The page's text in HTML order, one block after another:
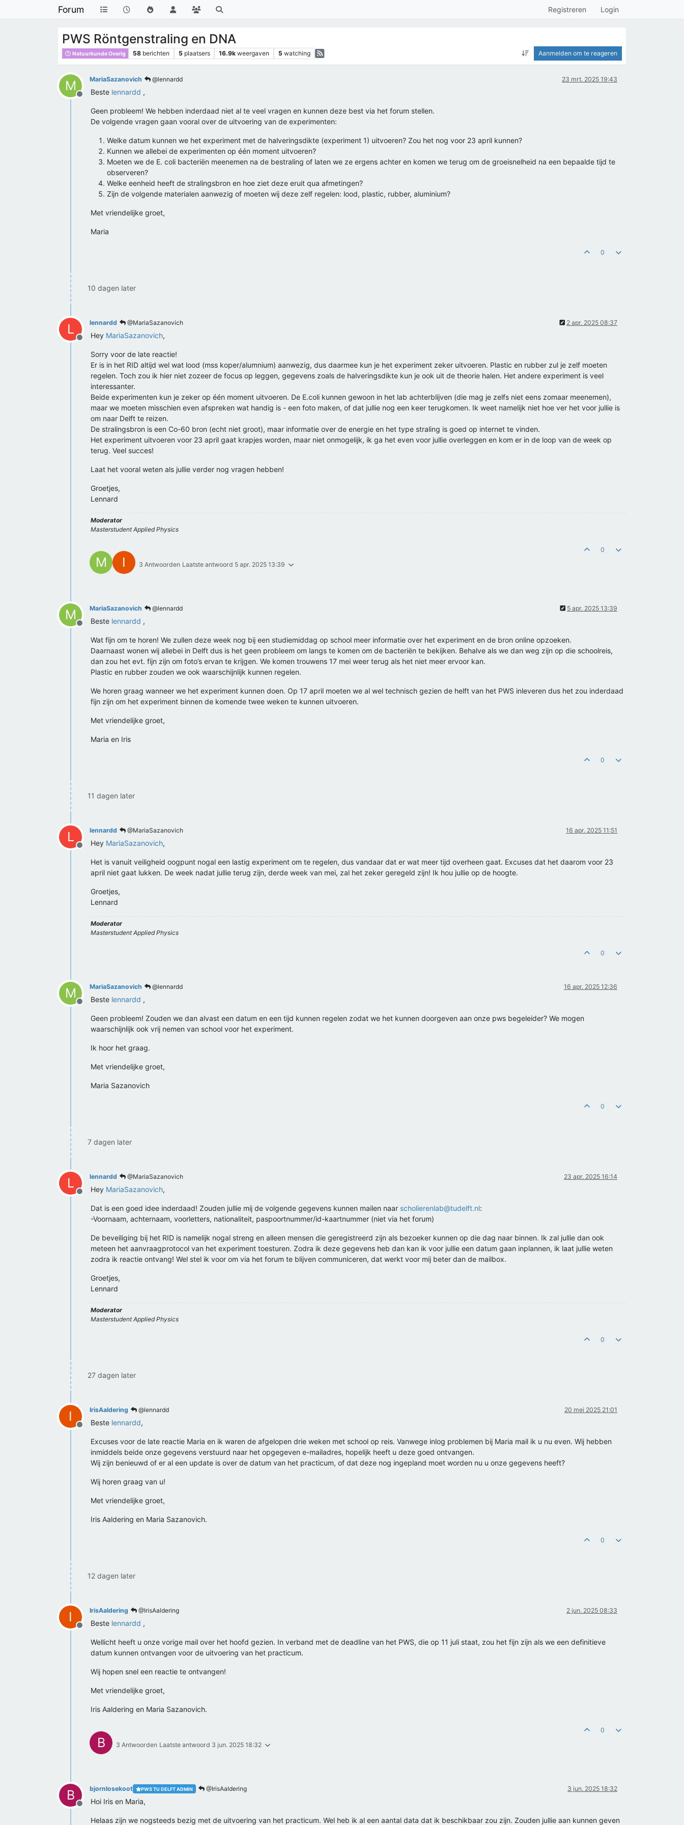
Forum Registreren Login
PWS Röntgenstraling en DNA
Natuurkunde Overig 58 berichten 5 plaatsers 16.9k weergaven 5 watching Aanmelden om te reageren
M
Offline
MariaSazanovich @lennardd 23 mrt. 2025 19:43
Beste lennardd ,
Geen probleem! We hebben inderdaad niet al te veel vragen en kunnen deze best via het forum stellen.
De volgende vragen gaan vooral over de uitvoering van de experimenten:
Welke datum kunnen we het experiment met de halveringsdikte (experiment 1) uitvoeren? Zou het nog voor 23 april kunnen?
Kunnen we allebei de experimenten op één moment uitvoeren?
Moeten we de E. coli bacteriën meenemen na de bestraling of laten we ze ergens achter en komen we terug om de groeisnelheid na een bepaalde tijd te
observeren?
Welke eenheid heeft de stralingsbron en hoe ziet deze eruit qua afmetingen?
Zijn de volgende materialen aanwezig of moeten wij deze zelf regelen: lood, plastic, rubber, aluminium?
Met vriendelijke groet,
Maria
0
10 dagen later
L
Offline
lennardd @MariaSazanovich 2 apr. 2025 08:37
Hey MariaSazanovich,
Sorry voor de late reactie!
Er is in het RID altijd wel wat lood (mss koper/alumnium) aanwezig, dus daarmee kun je het experiment zeker uitvoeren. Plastic en rubber zul je zelf moeten
regelen. Toch zou ik hier niet zozeer de focus op leggen, gegevens zoals de halveringsdikte kun je ook uit de theorie halen. Het andere experiment is veel
interessanter.
Beide experimenten kun je zeker op één moment uitvoeren. De E.coli kunnen gewoon in het lab achterblijven (die mag je zelfs niet eens zomaar meenemen),
maar we moeten misschien even afspreken wat handig is - een foto maken, of dat jullie nog een keer terugkomen. Ik weet namelijk niet hoe ver het voor jullie is
om naar Delft te reizen.
De stralingsbron is een Co-60 bron (echt niet groot), maar informatie over de energie en het type straling is goed op internet te vinden.
Het experiment uitvoeren voor 23 april gaat krapjes worden, maar niet onmogelijk, ik ga het even voor jullie overleggen en kom er in de loop van de week op
terug. Veel succes!
Laat het vooral weten als jullie verder nog vragen hebben!
Groetjes,
Lennard
Moderator
Masterstudent Applied Physics
M I 3 Antwoorden Laatste antwoord 5 apr. 2025 13:39
0
M
Offline
MariaSazanovich @lennardd 5 apr. 2025 13:39
Beste lennardd ,
Wat fijn om te horen! We zullen deze week nog bij een studiemiddag op school meer informatie over het experiment en de bron online opzoeken.
Daarnaast wonen wij allebei in Delft dus is het geen probleem om langs te komen om de bacteriën te bekijken. Behalve als we dan weg zijn op die schoolreis,
dan zou het evt. fijn zijn om foto’s ervan te krijgen. We komen trouwens 17 mei weer terug als het niet meer ervoor kan.
Plastic en rubber zouden we ook waarschijnlijk kunnen regelen.
We horen graag wanneer we het experiment kunnen doen. Op 17 april moeten we al wel technisch gezien de helft van het PWS inleveren dus het zou inderdaad
fijn zijn om het experiment binnen de komende twee weken te kunnen uitvoeren.
Met vriendelijke groet,
Maria en Iris
0
11 dagen later
L
Offline
lennardd @MariaSazanovich 16 apr. 2025 11:51
Hey MariaSazanovich,
Het is vanuit veiligheid oogpunt nogal een lastig experiment om te regelen, dus vandaar dat er wat meer tijd overheen gaat. Excuses dat het daarom voor 23
april niet gaat lukken. De week nadat jullie terug zijn, derde week van mei, zal het zeker geregeld zijn! Ik hou jullie op de hoogte.
Groetjes,
Lennard
Moderator
Masterstudent Applied Physics
0
M
Offline
MariaSazanovich @lennardd 16 apr. 2025 12:36
Beste lennardd ,
Geen probleem! Zouden we dan alvast een datum en een tijd kunnen regelen zodat we het kunnen doorgeven aan onze pws begeleider? We mogen
waarschijnlijk ook vrij nemen van school voor het experiment.
Ik hoor het graag.
Met vriendelijke groet,
Maria Sazanovich
0
7 dagen later
L
Offline
lennardd @MariaSazanovich 23 apr. 2025 16:14
Hey MariaSazanovich,
Dat is een goed idee inderdaad! Zouden jullie mij de volgende gegevens kunnen mailen naar scholierenlab@tudelft.nl:
-Voornaam, achternaam, voorletters, nationaliteit, paspoortnummer/id-kaartnummer (niet via het forum)
De beveiliging bij het RID is namelijk nogal streng en alleen mensen die geregistreerd zijn als bezoeker kunnen op die dag naar binnen. Ik zal jullie dan ook
meteen het aanvraagprotocol van het experiment toesturen. Zodra ik deze gegevens heb dan kan ik voor jullie een datum gaan inplannen, ik laat jullie weten
zodra ik reactie ontvang! Wel stel ik voor om via het forum te blijven communiceren, dat werkt voor mij beter dan de mailbox.
Groetjes,
Lennard
Moderator
Masterstudent Applied Physics
0
27 dagen later
I
Offline
IrisAaldering @lennardd 20 mei 2025 21:01
Beste lennardd,
Excuses voor de late reactie Maria en ik waren de afgelopen drie weken met school op reis. Vanwege inlog problemen bij Maria mail ik u nu even. Wij hebben
inmiddels beide onze gegevens verstuurd naar het opgegeven e-mailadres, hopelijk heeft u deze goed ontvangen.
Wij zijn benieuwd of er al een update is over de datum van het practicum, of dat deze nog ingepland moet worden nu u onze gegevens heeft?
Wij horen graag van u!
Met vriendelijke groet,
Iris Aaldering en Maria Sazanovich.
0
12 dagen later
I
Offline
IrisAaldering @IrisAaldering 2 jun. 2025 08:33
Beste lennardd ,
Wellicht heeft u onze vorige mail over het hoofd gezien. In verband met de deadline van het PWS, die op 11 juli staat, zou het fijn zijn als we een definitieve
datum kunnen ontvangen voor de uitvoering van het practicum.
Wij hopen snel een reactie te ontvangen!
Met vriendelijke groet,
Iris Aaldering en Maria Sazanovich.
B 3 Antwoorden Laatste antwoord 3 jun. 2025 18:32
0
B
Offline
bjornlosekoot PWS TU DELFT ADMIN @IrisAaldering 3 jun. 2025 18:32
Hoi Iris en Maria,
Helaas zijn we nogsteeds bezig met de uitvoering van het practicum. Wel heb ik al een aantal data dat ik beschikbaar zou zijn. Zouden jullie aan kunnen geven